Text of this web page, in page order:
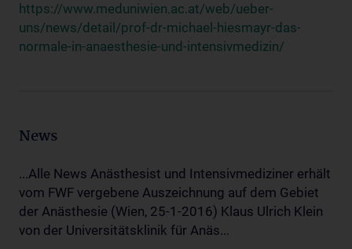
https://www.meduniwien.ac.at/web/ueber-
uns/news/detail/prof-dr-michael-hiesmayr-das-
normale-in-anaesthesie-und-intensivmedizin/
News
...Alle News Anästhesist und Intensivmediziner erhält
vom FWF vergebene Auszeichnung auf dem Gebiet
der Anästhesie (Wien, 25-1-2016) Klaus Ulrich Klein
von der Universitätsklinik für Anäs...